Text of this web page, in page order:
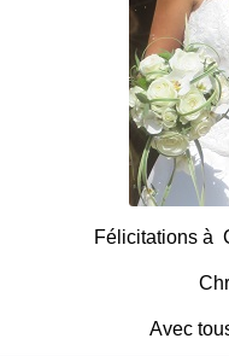
Félicitations à
Avec